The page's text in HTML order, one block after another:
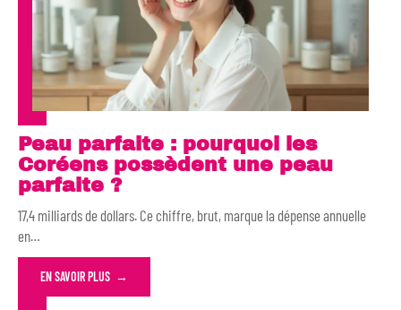
Peau parfaite : pourquoi les
Coréens possèdent une peau
parfaite ?
17,4 milliards de dollars. Ce chiffre, brut, marque la dépense annuelle
en…
EN SAVOIR PLUS